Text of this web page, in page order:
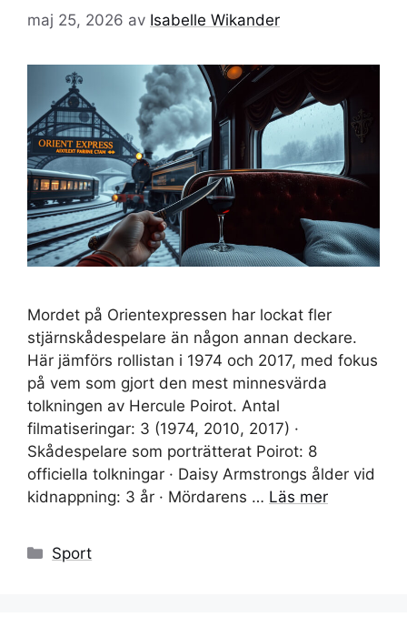
maj 25, 2026 av Isabelle Wikander
Mordet på Orientexpressen har lockat fler
stjärnskådespelare än någon annan deckare.
Här jämförs rollistan i 1974 och 2017, med fokus
på vem som gjort den mest minnesvärda
tolkningen av Hercule Poirot. Antal
filmatiseringar: 3 (1974, 2010, 2017) ·
Skådespelare som porträtterat Poirot: 8
officiella tolkningar · Daisy Armstrongs ålder vid
kidnappning: 3 år · Mördarens … Läs mer
Kategorier
Sport